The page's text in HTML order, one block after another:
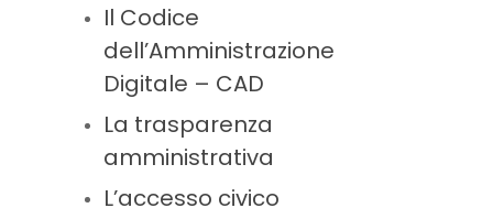
Il Codice
dell’Amministrazione
Digitale – CAD
La trasparenza
amministrativa
L’accesso civico